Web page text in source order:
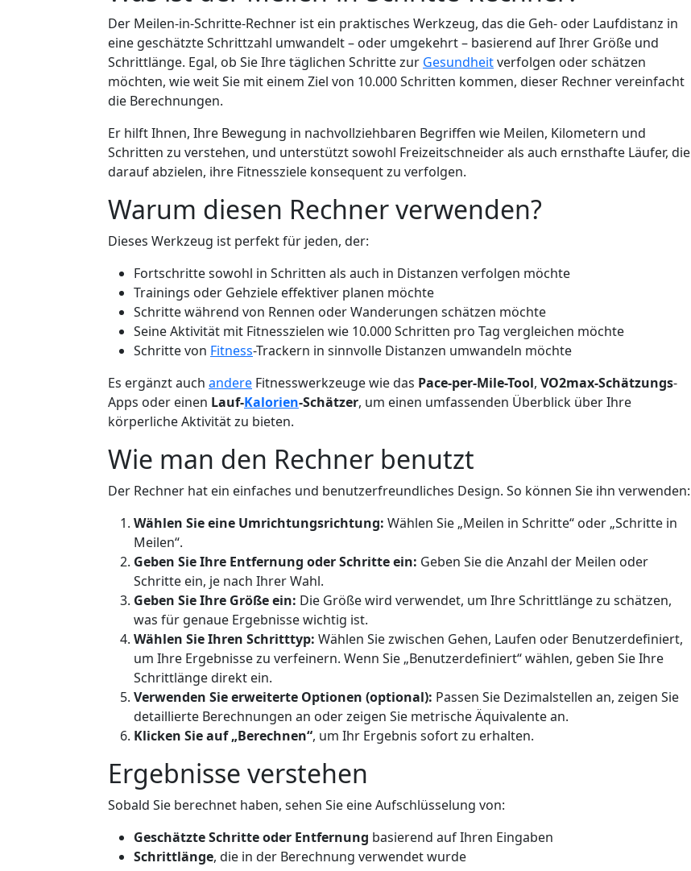
Der Meilen-in-Schritte-Rechner ist ein praktisches Werkzeug, das die Geh- oder Laufdistanz in
eine geschätzte Schrittzahl umwandelt – oder umgekehrt – basierend auf Ihrer Größe und
Schrittlänge. Egal, ob Sie Ihre täglichen Schritte zur Gesundheitverfolgen oder schätzen
möchten, wie weit Sie mit einem Ziel von 10.000 Schritten kommen, dieser Rechner vereinfacht
die Berechnungen.
Er hilft Ihnen, Ihre Bewegung in nachvollziehbaren Begriffen wie Meilen, Kilometern und
Schritten zu verstehen, und unterstützt sowohl Freizeitschneider als auch ernsthafte Läufer, die
darauf abzielen, ihre Fitnessziele konsequent zu verfolgen.
Warum diesen Rechner verwenden?
Dieses Werkzeug ist perfekt für jeden, der:
Fortschritte sowohl in Schritten als auch in Distanzen verfolgen möchte
Trainings oder Gehziele effektiver planen möchte
Schritte während von Rennen oder Wanderungen schätzen möchte
Seine Aktivität mit Fitnesszielen wie 10.000 Schritten pro Tag vergleichen möchte
Schritte von Fitness-Trackern in sinnvolle Distanzen umwandeln möchte
Es ergänzt auch andere Fitnesswerkzeuge wie das Pace-per-Mile-Tool, VO2max-Schätzungs-
Apps oder einen Lauf-Kalorien-Schätzer, um einen umfassenden Überblick über Ihre
körperliche Aktivität zu bieten.
Wie man den Rechner benutzt
Der Rechner hat ein einfaches und benutzerfreundliches Design. So können Sie ihn verwenden:
Wählen Sie eine Umrichtungsrichtung: Wählen Sie „Meilen in Schritte“ oder „Schritte in
Meilen“.
Geben Sie Ihre Entfernung oder Schritte ein: Geben Sie die Anzahl der Meilen oder
Schritte ein, je nach Ihrer Wahl.
Geben Sie Ihre Größe ein: Die Größe wird verwendet, um Ihre Schrittlänge zu schätzen,
was für genaue Ergebnisse wichtig ist.
Wählen Sie Ihren Schritttyp: Wählen Sie zwischen Gehen, Laufen oder Benutzerdefiniert,
um Ihre Ergebnisse zu verfeinern. Wenn Sie „Benutzerdefiniert“ wählen, geben Sie Ihre
Schrittlänge direkt ein.
Verwenden Sie erweiterte Optionen (optional): Passen Sie Dezimalstellen an, zeigen Sie
detaillierte Berechnungen an oder zeigen Sie metrische Äquivalente an.
Klicken Sie auf „Berechnen“, um Ihr Ergebnis sofort zu erhalten.
Ergebnisse verstehen
Sobald Sie berechnet haben, sehen Sie eine Aufschlüsselung von:
Geschätzte Schritte oder Entfernung basierend auf Ihren Eingaben
Schrittlänge, die in der Berechnung verwendet wurde